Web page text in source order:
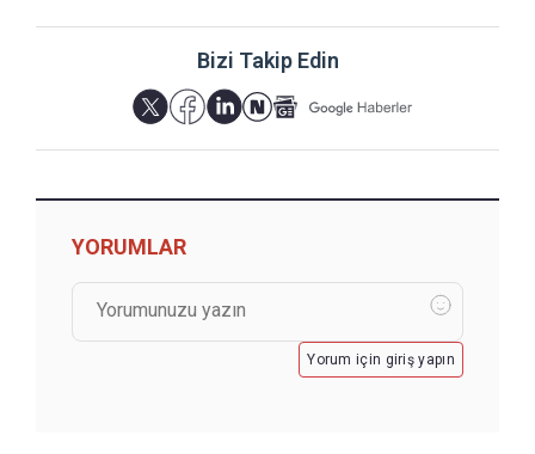
Bizi Takip Edin
YORUMLAR
Yorum için giriş yapın